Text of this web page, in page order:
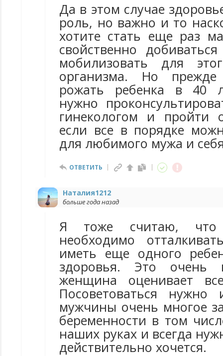
Да в этом случае
роль, но важно и то
хотите стать еще раз
свойственно
мобилизовать для
организма. Но
рожать ребенка в 40
нужно
гинекологом и пройти
если все в порядке
для любимого мужа и
ОТВЕТИТЬ
Наталия1212
больше года назад
Я тоже считаю, что
необходимо
иметь еще одного
здоровья. Это очень
женщина оценивает
Посоветоваться
мужчины очень многое
беременности в том
наших руках и всегда
действительно хочется.